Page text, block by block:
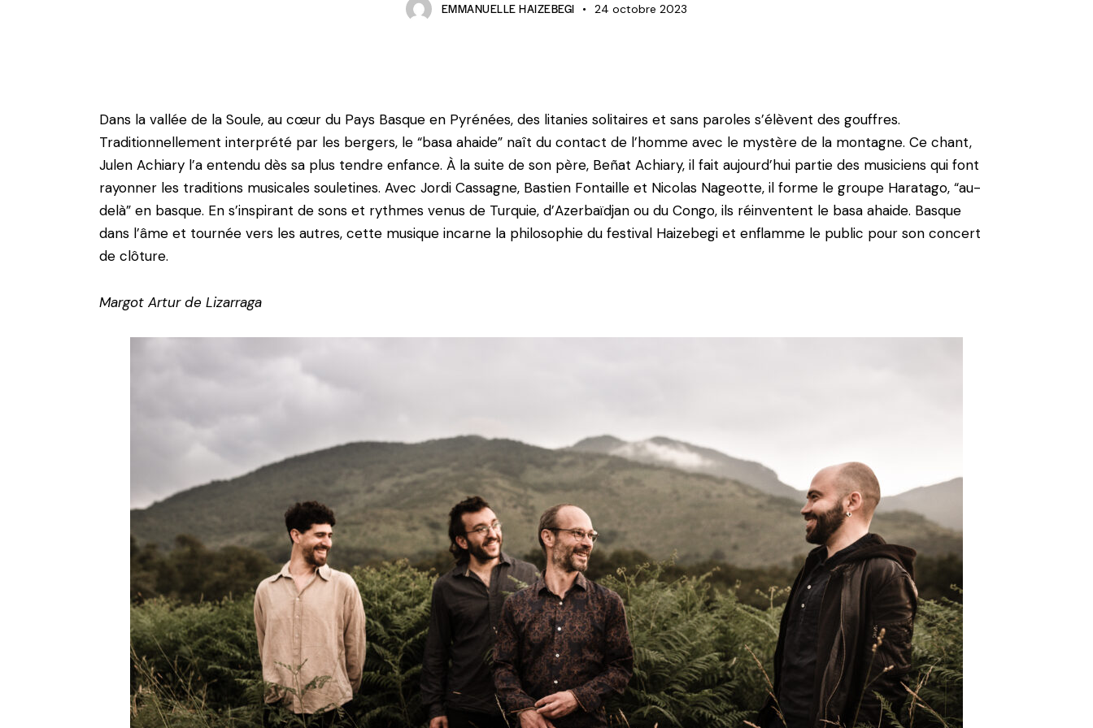
EMMANUELLE HAIZEBEGI 24 octobre 2023
Dans la vallée de la Soule, au cœur du Pays Basque en Pyrénées, des litanies solitaires et sans paroles s’élèvent des gouffres.
Traditionnellement interprété par les bergers, le “basa ahaide” naît du contact de l’homme avec le mystère de la montagne. Ce chant,
Julen Achiary l’a entendu dès sa plus tendre enfance. À la suite de son père, Beñat Achiary, il fait aujourd’hui partie des musiciens qui font
rayonner les traditions musicales souletines. Avec Jordi Cassagne, Bastien Fontaille et Nicolas Nageotte, il forme le groupe Haratago, “au-
delà” en basque. En s’inspirant de sons et rythmes venus de Turquie, d’Azerbaïdjan ou du Congo, ils réinventent le basa ahaide. Basque
dans l’âme et tournée vers les autres, cette musique incarne la philosophie du festival Haizebegi et enflamme le public pour son concert
de clôture.
Margot Artur de Lizarraga